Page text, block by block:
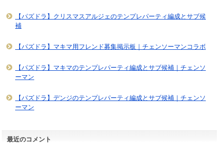
【パズドラ】クリスマスアルジェのテンプレパーティ編成とサブ候
補
【パズドラ】マキマ用フレンド募集掲示板｜チェンソーマンコラボ
【パズドラ】マキマのテンプレパーティ編成とサブ候補｜チェンソ
ーマン
【パズドラ】デンジのテンプレパーティ編成とサブ候補｜チェンソ
ーマン
最近のコメント